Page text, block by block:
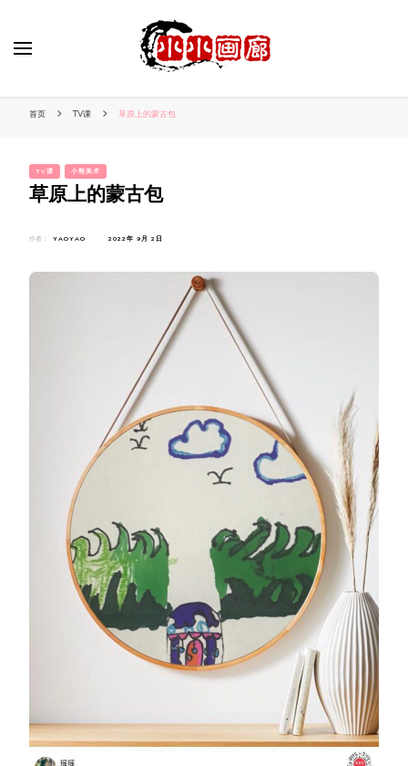
首页 TV课 草原上的蒙古包
TV课 小熊美术
草原上的蒙古包
作者： YAOYAO 2022年 9月 2日